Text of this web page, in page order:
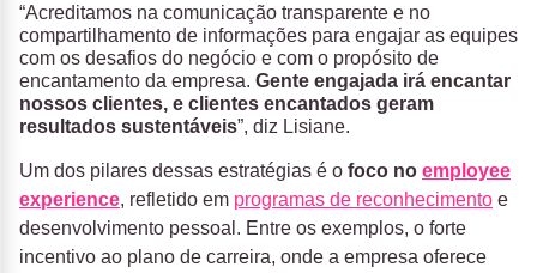
“Acreditamos na comunicação transparente e no
compartilhamento de informações para engajar as equipes
com os desafios do negócio e com o propósito de
encantamento da empresa. Gente engajada irá encantar
nossos clientes, e clientes encantados geram
resultados sustentáveis”, diz Lisiane.
Um dos pilares dessas estratégias é o foco no employee
experience, refletido em programas de reconhecimento e
desenvolvimento pessoal. Entre os exemplos, o forte
incentivo ao plano de carreira, onde a empresa oferece